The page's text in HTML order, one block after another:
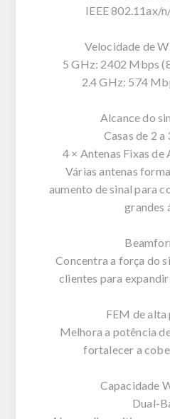
IEEE 802.11ax/
Velocidade de
5 GHz: 2402 Mbps
2.4 GHz: 574
Alcance do
Casas de 2 a
4 × Antenas Fixas de
Várias antenas
aumento de sinal para
grandes
Concentra a força do
clientes para
FEM de alta
Melhora a potência
fortalecer a
Capacidade
Dual-